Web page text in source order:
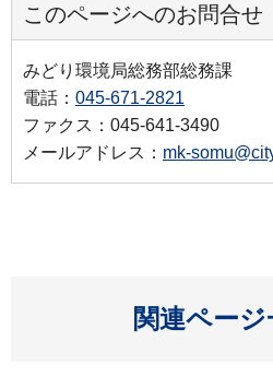
このページへのお問合せ
みどり環境局総務部総務課
電話： 045-671-2821
ファクス：045-641-3490
メールアドレス： mk-
関連ページ